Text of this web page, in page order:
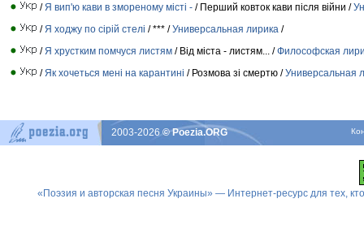
/ Я вип'ю кави в змореному місті - / Перший ковток кави після війни /
/ Я ходжу по сірій стелі / *** /Универсальная лирика /
/ Я хрустким помчуся листям / Від міста - листям... /Философская
/ Як хочеться мені на карантині / Розмова зі смертю /Универсальная
2003-2026© Poezia.ORG
«Поэзия и авторская песня Украины» — Интернет-ресурс для тех,